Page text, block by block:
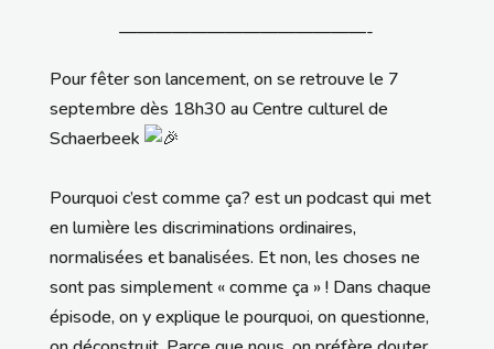
——————————————-
Pour fêter son lancement, on se retrouve le 7
septembre dès 18h30 au Centre culturel de
Schaerbeek
Pourquoi c’est comme ça? est un podcast qui met
en lumière les discriminations ordinaires,
normalisées et banalisées. Et non, les choses ne
sont pas simplement « comme ça » ! Dans chaque
épisode, on y explique le pourquoi, on questionne,